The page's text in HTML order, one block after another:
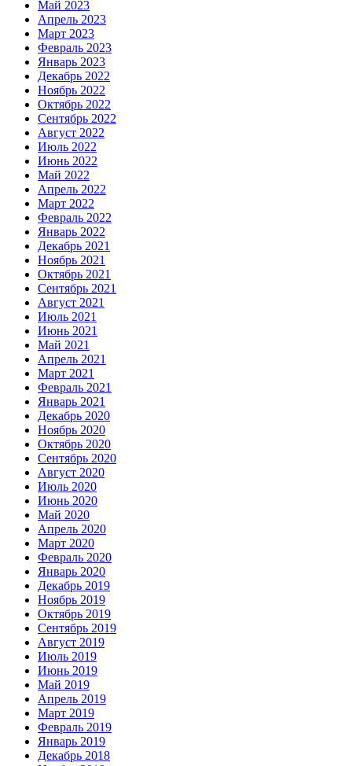
Май 2023
Апрель 2023
Март 2023
Февраль 2023
Январь 2023
Декабрь 2022
Ноябрь 2022
Октябрь 2022
Сентябрь 2022
Август 2022
Июль 2022
Июнь 2022
Май 2022
Апрель 2022
Март 2022
Февраль 2022
Январь 2022
Декабрь 2021
Ноябрь 2021
Октябрь 2021
Сентябрь 2021
Август 2021
Июль 2021
Июнь 2021
Май 2021
Апрель 2021
Март 2021
Февраль 2021
Январь 2021
Декабрь 2020
Ноябрь 2020
Октябрь 2020
Сентябрь 2020
Август 2020
Июль 2020
Июнь 2020
Май 2020
Апрель 2020
Март 2020
Февраль 2020
Январь 2020
Декабрь 2019
Ноябрь 2019
Октябрь 2019
Сентябрь 2019
Август 2019
Июль 2019
Июнь 2019
Май 2019
Апрель 2019
Март 2019
Февраль 2019
Январь 2019
Декабрь 2018